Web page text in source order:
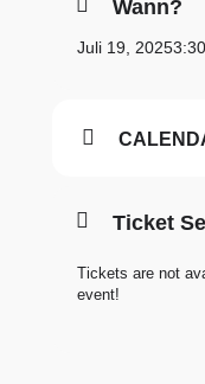
Wann?
Juli 19, 2025
Ticket
Tickets are not
event!